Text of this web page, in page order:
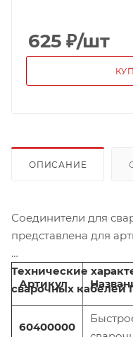
625 ₽/шт
ОПИСАНИЕ
Соединители для
представлена для
Технические
сварочных кабелей
Артикул
60400000